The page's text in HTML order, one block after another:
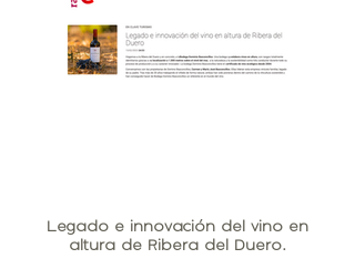
Legado e innovación del vino en
altura de Ribera del Duero.